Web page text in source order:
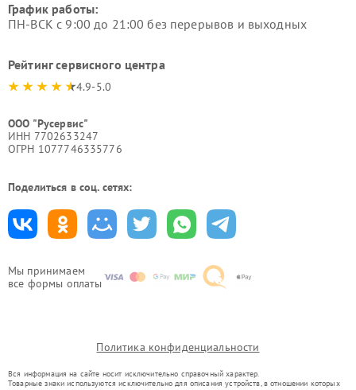
Мы принимаем
все формы оплаты
График работы:
ПН-ВСК с 9:00 до 21:00 без перерывов и выходных
Рейтинг сервисного центра
4.9-5.0
ООО "Русервис"
ИНН 7702633247
ОГРН 1077746335776
Поделиться в соц. сетях:
Политика конфиденциальности
Вся информация на сайте носит исключительно справочный характер.
Товарные знаки используются исключительно для описания устройств, в отношении которых